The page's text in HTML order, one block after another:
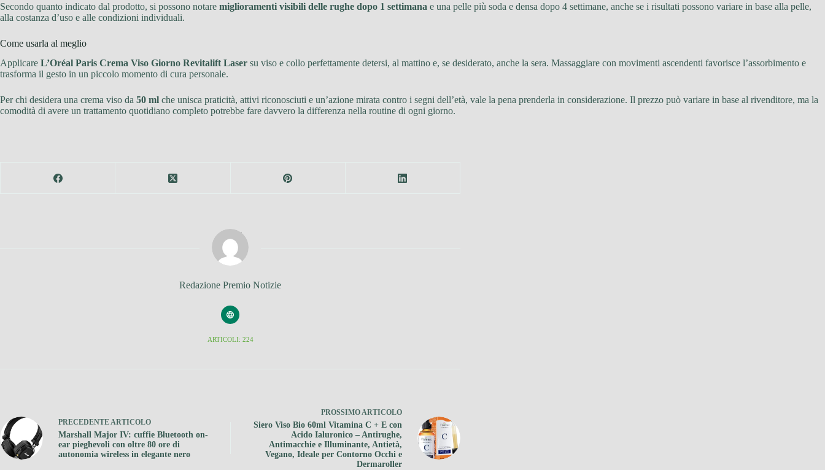
Secondo quanto indicato dal prodotto, si possono notare miglioramenti visibili delle rughe dopo 1 settimana e una pelle più soda e densa dopo 4 settimane, anche se i risultati possono variare in base alla pelle,
alla costanza d’uso e alle condizioni individuali.
Come usarla al meglio
Applicare L’Oréal Paris Crema Viso Giorno Revitalift Laser su viso e collo perfettamente detersi, al mattino e, se desiderato, anche la sera. Massaggiare con movimenti ascendenti favorisce l’assorbimento e
trasforma il gesto in un piccolo momento di cura personale.
Per chi desidera una crema viso da 50 ml che unisca praticità, attivi riconosciuti e un’azione mirata contro i segni dell’età, vale la pena prenderla in considerazione. Il prezzo può variare in base al rivenditore, ma la
comodità di avere un trattamento quotidiano completo potrebbe fare davvero la differenza nella routine di ogni giorno.
Redazione Premio Notizie
ARTICOLI: 224
PRECEDENTEARTICOLO
Marshall Major IV: cuffie Bluetooth on-
ear pieghevoli con oltre 80 ore di
autonomia wireless in elegante nero
PROSSIMOARTICOLO
Siero Viso Bio 60ml Vitamina C + E con
Acido Ialuronico – Antirughe,
Antimacchie e Illuminante, Antietà,
Vegano, Ideale per Contorno Occhi e
Dermaroller